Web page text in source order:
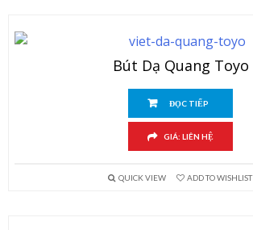
Bút Dạ Quang Toyo
ĐỌC TIẾP
GIÁ: LIÊN HỆ
QUICK VIEW ADD TO WISHLIST